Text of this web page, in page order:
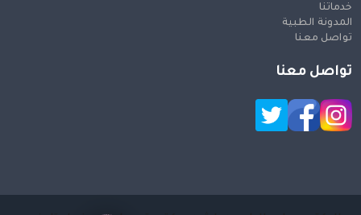
خدماتنا
المدونة الطبية
تواصل معنا
تواصل معنا